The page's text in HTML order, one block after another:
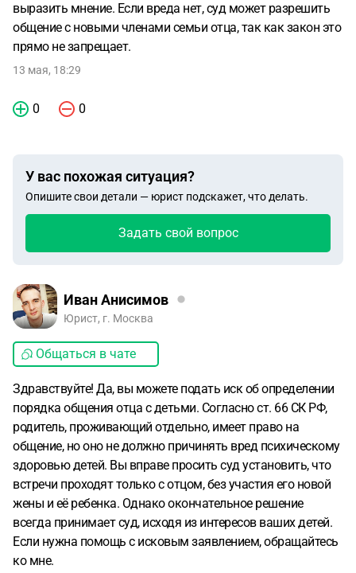
выразить мнение. Если вреда нет, суд может разрешить
общение с новыми членами семьи отца, так как закон это
прямо не запрещает.
13 мая, 18:29
0 0
У вас похожая ситуация?
Опишите свои детали — юрист подскажет, что делать.
Задать свой вопрос
Иван Анисимов
Юрист, г. Москва
Общаться в чате
Здравствуйте! Да, вы можете подать иск об определении
порядка общения отца с детьми. Согласно ст. 66 СК РФ,
родитель, проживающий отдельно, имеет право на
общение, но оно не должно причинять вред психическому
здоровью детей. Вы вправе просить суд установить, что
встречи проходят только с отцом, без участия его новой
жены и её ребенка. Однако окончательное решение
всегда принимает суд, исходя из интересов ваших детей.
Если нужна помощь с исковым заявлением, обращайтесь
ко мне.